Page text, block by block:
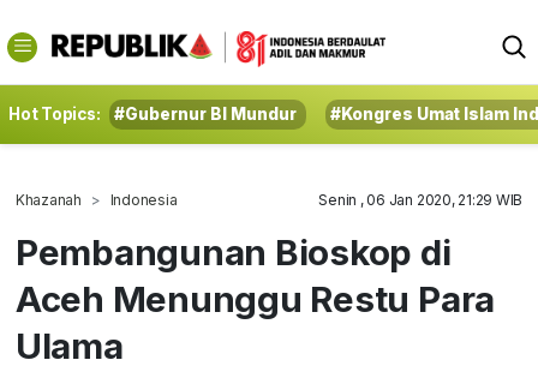
Hot Topics: #Gubernur BI Mundur #Kongres Umat Islam
Khazanah Indonesia Senin , 06 Jan 2020, 21:29 WIB
Pembangunan Bioskop di
Aceh Menunggu Restu Para
Ulama